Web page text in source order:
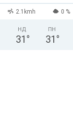
2.1kmh 0 %
НД
31 °
ПН
31 °